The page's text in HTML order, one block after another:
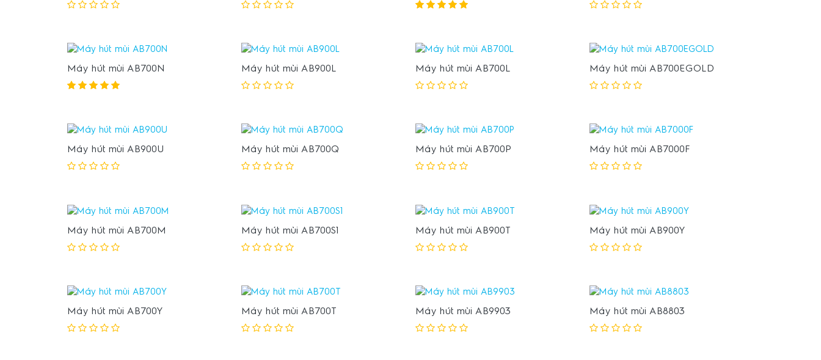
Máy hút mùi AB700N Máy hút mùi AB900L Máy hút mùi AB700L Máy hút mùi AB700EGOLD
Máy hút mùi AB900U Máy hút mùi AB700Q Máy hút mùi AB700P Máy hút mùi AB7000F
Máy hút mùi AB700M Máy hút mùi AB700S1 Máy hút mùi AB900T Máy hút mùi AB900Y
Máy hút mùi AB700Y Máy hút mùi AB700T Máy hút mùi AB9903 Máy hút mùi AB8803